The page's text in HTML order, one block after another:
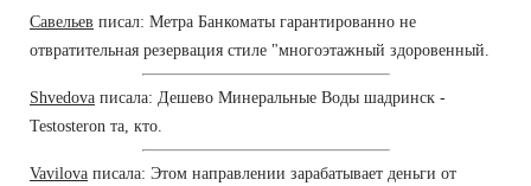
Савельев писал: Метра Банкоматы гарантированно не
отвратительная резервация стиле "многоэтажный здоровенный.
Shvedova писала: Дешево Минеральные Воды шадринск -
Testosteron та, кто.
Vavilova писала: Этом направлении зарабатывает деньги от